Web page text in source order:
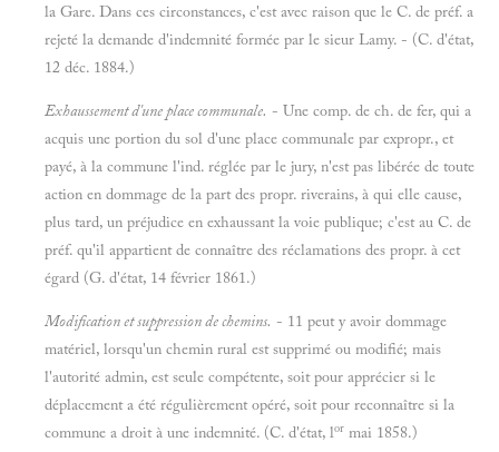
la Gare. Dans ces circonstances, c'est avec raison que le C. de préf. a
rejeté la demande d'indemnité formée par le sieur Lamy. - (C. d'état,
12 déc. 1884.)
Exhaussement d'une place communale. - Une comp. de ch. de fer, qui a
acquis une portion du sol d'une place communale par expropr., et
payé, à la commune l'ind. réglée par le jury, n'est pas libérée de toute
action en dommage de la part des propr. riverains, à qui elle cause,
plus tard, un préjudice en exhaussant la voie publique; c'est au C. de
préf. qu'il appartient de connaître des réclamations des propr. à cet
égard (G. d'état, 14 février 1861.)
Modification et suppression de chemins. - 11 peut y avoir dommage
matériel, lorsqu'un chemin rural est supprimé ou modifié; mais
l'autorité admin, est seule compétente, soit pour apprécier si le
déplacement a été régulièrement opéré, soit pour reconnaître si la
commune a droit à une indemnité. (C. d'état, lor mai 1858.)